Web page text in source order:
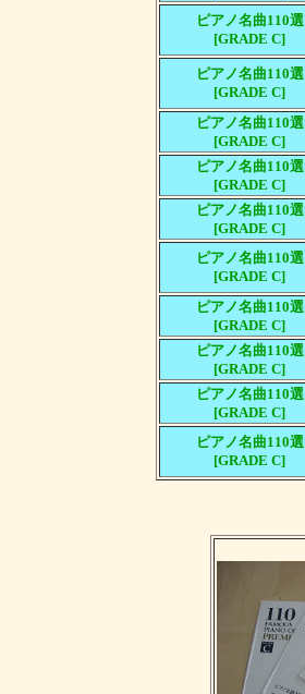
ピアノ名曲110選
[GRADE C]
ピアノ名曲110選
[GRADE C]
ピアノ名曲110選
[GRADE C]
ピアノ名曲110選
[GRADE C]
ピアノ名曲110選
[GRADE C]
ピアノ名曲110選
[GRADE C]
ピアノ名曲110選
[GRADE C]
ピアノ名曲110選
[GRADE C]
ピアノ名曲110選
[GRADE C]
ピアノ名曲110選
[GRADE C]